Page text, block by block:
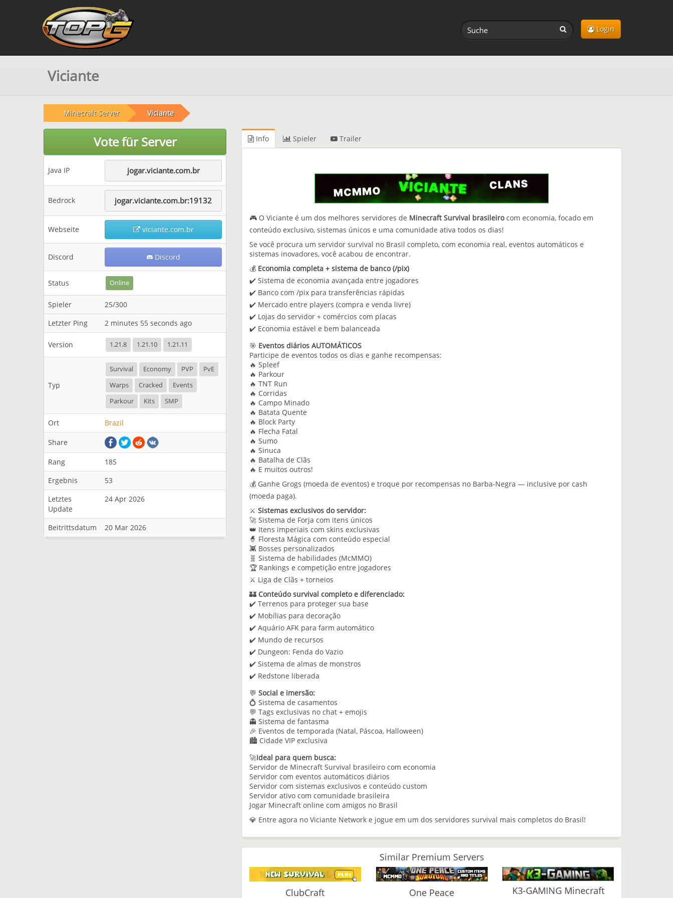
Login
Viciante
Minecraft Server Viciante
Vote für Server
Java IP jogar.viciante.com.br
Bedrock jogar.viciante.com.br:19132
Webseite viciante.com.br
Discord Discord
Status Online
Spieler
25/300
Letzter Ping
2 minutes 55 seconds ago
Version 1.21.8 1.21.10 1.21.11
Typ
Survival Economy PVP
PvE
Warps
Cracked
Events
Parkour
Kits SMP
Ort Brazil
Share
Rang
185
Ergebnis
53
Letztes
Update
24 Apr 2026
Beitrittsdatum 20 Mar 2026
Info Spieler Trailer
🎮 O Viciante é um dos melhores servidores de Minecraft Survival brasileirocom economia, focado em
conteúdo exclusivo, sistemas únicos e uma comunidade ativa todos os dias!
Se você procura um servidor survival no Brasil completo, com economia real, eventos automáticos e
sistemas inovadores, você acabou de encontrar.
💰 Economia completa + sistema de banco (/pix)
✔️ Sistema de economia avançada entre jogadores
✔️ Banco com /pix para transferências rápidas
✔️ Mercado entre players (compra e venda livre)
✔️ Lojas do servidor + comércios com placas
✔️ Economia estável e bem balanceada
🎯 Eventos diários AUTOMÁTICOS
Participe de eventos todos os dias e ganhe recompensas:
🔥 Spleef
🔥 Parkour
🔥 TNT Run
🔥 Corridas
🔥 Campo Minado
🔥 Batata Quente
🔥 Block Party
🔥 Flecha Fatal
🔥 Sumo
🔥 Sinuca
🔥 Batalha de Clãs
🔥 E muitos outros!
💰 Ganhe Grogs (moeda de eventos) e troque por recompensas no Barba-Negra — inclusive por cash
(moeda paga).
⚔️ Sistemas exclusivos do servidor:
🚀 Sistema de Forja com itens únicos
👑 Itens imperiais com skins exclusivas
🧙 Floresta Mágica com conteúdo especial
👾 Bosses personalizados
🧬 Sistema de habilidades (McMMO)
🏆 Rankings e competição entre jogadores
⚔️ Liga de Clãs + torneios
🏰 Conteúdo survival completo e diferenciado:
✔️ Terrenos para proteger sua base
✔️ Mobílias para decoração
✔️ Aquário AFK para farm automático
✔️ Mundo de recursos
✔️ Dungeon: Fenda do Vazio
✔️ Sistema de almas de monstros
✔️ Redstone liberada
💬 Social e imersão:
💍 Sistema de casamentos
💬 Tags exclusivas no chat + emojis
👻 Sistema de fantasma
🎉 Eventos de temporada (Natal, Páscoa, Halloween)
🏙️ Cidade VIP exclusiva
🚀Ideal para quem busca:
Servidor de Minecraft Survival brasileiro com economia
Servidor com eventos automáticos diários
Servidor com sistemas exclusivos e conteúdo custom
Servidor ativo com comunidade brasileira
Jogar Minecraft online com amigos no Brasil
💎 Entre agora no Viciante Network e jogue em um dos servidores survival mais completos do Brasil!
Similar Premium Servers
ClubCraft One Peace K3-GAMING Minecraft